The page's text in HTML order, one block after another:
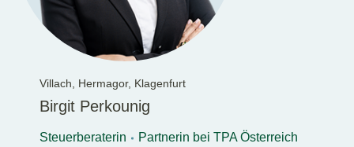
Villach, Hermagor, Klagenfurt
Birgit Perkounig
Steuerberaterin Partnerin bei TPA Österreich